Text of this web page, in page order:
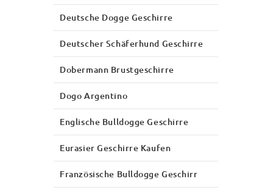
Deutsche Dogge Geschirre
Deutscher Schäferhund Geschirre
Dobermann Brustgeschirre
Dogo Argentino
Englische Bulldogge Geschirre
Eurasier Geschirre Kaufen
Französische Bulldogge Geschirr